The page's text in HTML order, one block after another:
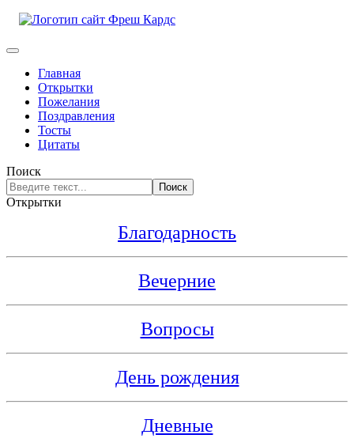
Главная
Открытки
Пожелания
Поздравления
Тосты
Цитаты
Поиск
Поиск
Открытки
Благодарность
Вечерние
Вопросы
День рождения
Дневные